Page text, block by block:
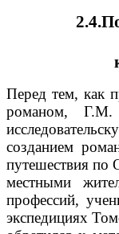
Перед тем, как
романом, Г.М.
созданием
путешествия по
местными
профессий,
экспедициях